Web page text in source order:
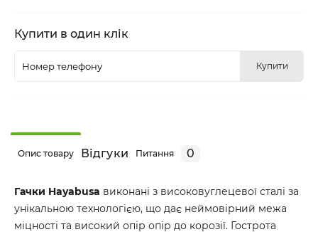
Купити в один клік
Купити
Опис товару Відгуки Питання 0
Гачки Hayabusa виконані з високовуглецевої сталі за
унікальною технологією, що дає неймовірний межа
міцності та високий опір опір до корозії. Гострота